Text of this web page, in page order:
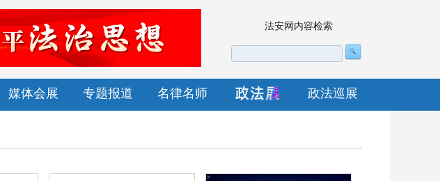
法安网内容检索
媒体会展 专题报道 名律名师 政法巡展